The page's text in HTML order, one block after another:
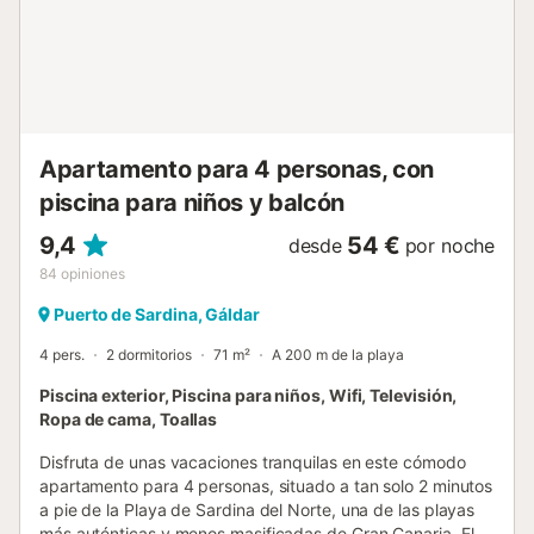
Apartamento para 4 personas, con
piscina para niños y balcón
9,4
84 opiniones
desde 54 € por noche
Puerto de Sardina, Gáldar
4 pers. 2 dormitorios 71 m² A 200 m de la playa
Piscina exterior, Piscina para niños, Wifi, Televisión,
Ropa de cama, Toallas
Disfruta de unas vacaciones tranquilas en este cómodo
apartamento para 4 personas, situado a tan solo 2 minutos
a pie de la Playa de Sardina del Norte, una de las playas